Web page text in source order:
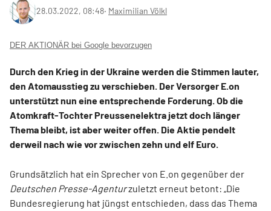
28.03.2022, 08:48‧ Maximilian Völkl
DER AKTIONÄR bei Google bevorzugen
Durch den Krieg in der Ukraine werden die Stimmen lauter,
den Atomausstieg zu verschieben. Der Versorger E.on
unterstützt nun eine entsprechende Forderung. Ob die
Atomkraft-Tochter Preussenelektra jetzt doch länger
Thema bleibt, ist aber weiter offen. Die Aktie pendelt
derweil nach wie vor zwischen zehn und elf Euro.
Grundsätzlich hat ein Sprecher von E.on gegenüber der
Deutschen Presse-Agenturzuletzt erneut betont: „Die
Bundesregierung hat jüngst entschieden, dass das Thema